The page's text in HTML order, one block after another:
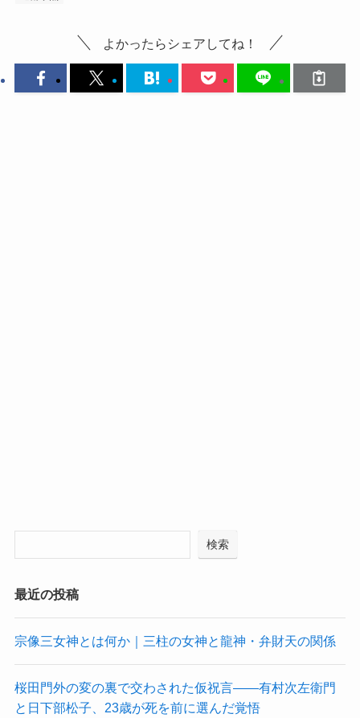
よかったらシェアしてね！
検索
最近の投稿
宗像三女神とは何か｜三柱の女神と龍神・弁財天の関係
桜田門外の変の裏で交わされた仮祝言——有村次左衛門
と日下部松子、23歳が死を前に選んだ覚悟